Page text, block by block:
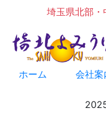
埼玉県北部
ホーム 会社案